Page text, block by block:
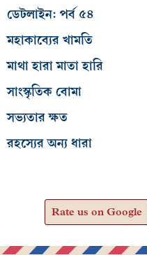
ডেটলাইন: পর্ব ৫৪
মহাকাব্যের খামতি
মাথা হারা মাতা হারি
সাংস্কৃতিক বোমা
সভ্যতার ক্ষত
রহস্যের অন্য ধারা
Rate us on Google